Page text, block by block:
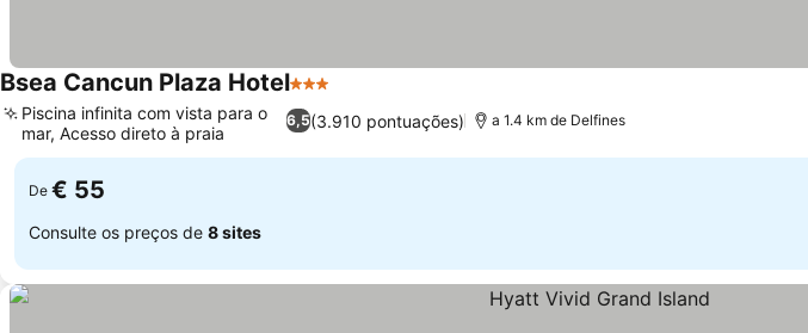
Bsea Cancun Plaza Hotel3 Estrelas
6,5(3.910 pontuações)
Piscina infinita com vista para o
mar, Acesso direto à praia
a 1.4 km de Delfines
De € 55
Consulte os preços de 8 sites